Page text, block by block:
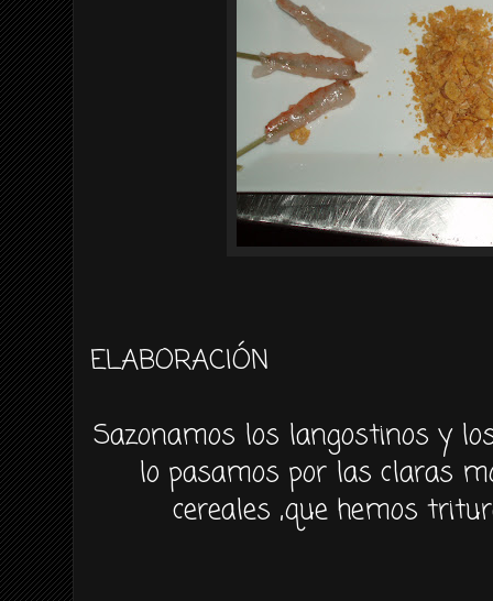
ELABORACIÓN
Sazonamos los langostinos y
lo pasamos por las claras
cereales ,que hemos